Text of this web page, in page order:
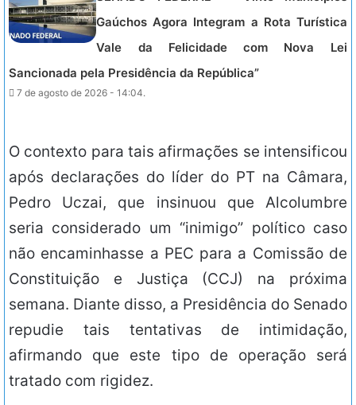
Gaúchos Agora Integram a Rota Turística
Vale da Felicidade com Nova Lei
Sancionada pela Presidência da República”
7 de agosto de 2026 - 14:04.
O contexto para tais afirmações se intensificou
após declarações do líder do PT na Câmara,
Pedro Uczai, que insinuou que Alcolumbre
seria considerado um “inimigo” político caso
não encaminhasse a PEC para a Comissão de
Constituição e Justiça (CCJ) na próxima
semana. Diante disso, a Presidência do Senado
repudie tais tentativas de intimidação,
afirmando que este tipo de operação será
tratado com rigidez.